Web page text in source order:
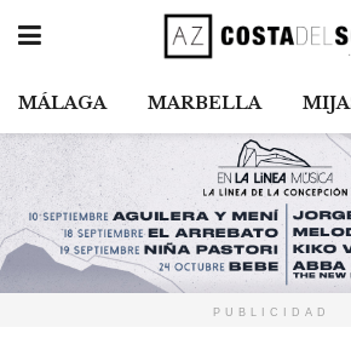
MÁLAGA MARBELLA
PUBLICIDAD